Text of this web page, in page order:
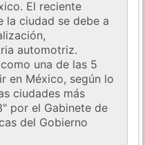
El reciente
la ciudad se debe a
automotriz.
una de las 5
en México, según lo
ciudades más
por el Gabinete de
del Gobierno